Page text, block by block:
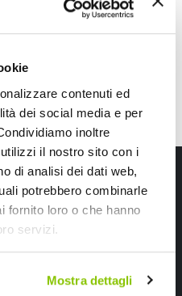
contenuti ed
dei social media e per
inoltre
il nostro sito con i
di analisi dei dati web,
potrebbero combinarle
fornito loro o che hanno
servizi.
Mostra dettagli
CONSEGNA IN 48H
Speedup
per il tuo primo acquisto online!